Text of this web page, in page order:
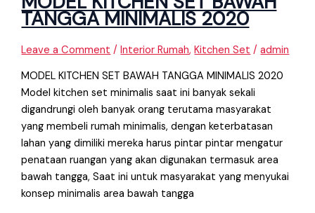
TANGGA MINIMALIS 2020
Leave a Comment /Interior Rumah,Kitchen Set /admin
MODEL KITCHEN SET BAWAH TANGGA MINIMALIS 2020
Model kitchen set minimalis saat ini banyak sekali
digandrungi oleh banyak orang terutama masyarakat
yang membeli rumah minimalis, dengan keterbatasan
lahan yang dimiliki mereka harus pintar pintar mengatur
penataan ruangan yang akan digunakan termasuk area
bawah tangga, Saat ini untuk masyarakat yang menyukai
konsep minimalis area bawah tangga